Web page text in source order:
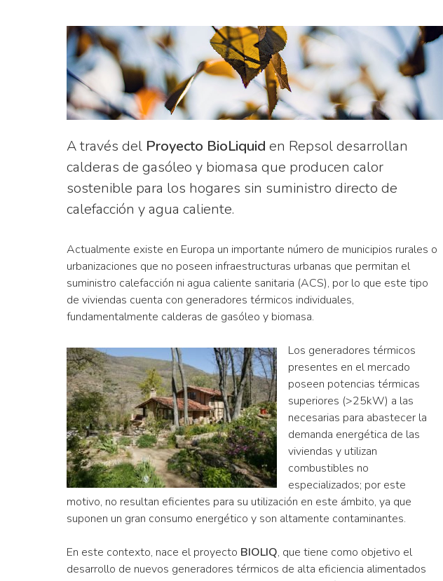
A través del Proyecto BioLiquid en Repsol desarrollan
calderas de gasóleo y biomasa que producen calor
sostenible para los hogares sin suministro directo de
calefacción y agua caliente.
Actualmente existe en Europa un importante número de municipios rurales o
urbanizaciones que no poseen infraestructuras urbanas que permitan el
suministro calefacción ni agua caliente sanitaria (ACS), por lo que este tipo
de viviendas cuenta con generadores térmicos individuales,
fundamentalmente calderas de gasóleo y biomasa.
Los generadores térmicos
presentes en el mercado
poseen potencias térmicas
superiores (>25kW) a las
necesarias para abastecer la
demanda energética de las
viviendas y utilizan
combustibles no
especializados; por este
motivo, no resultan eficientes para su utilización en este ámbito, ya que
suponen un gran consumo energético y son altamente contaminantes.
En este contexto, nace el proyecto BIOLIQ, que tiene como objetivo el
desarrollo de nuevos generadores térmicos de alta eficiencia alimentados